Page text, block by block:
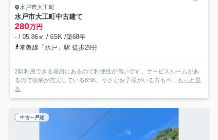
水戸市大工町
水戸市大工町中古建て
280万円
- / 95.86㎡ / 6SK /築68年
常磐線「水戸」駅 徒歩29分
2駅利用できる場所にあるので利便性が高いです。サービスルームがあ
るので収納が充実している6SK。小さなお子様がいる方もベ... もっと見
る
中古一戸建